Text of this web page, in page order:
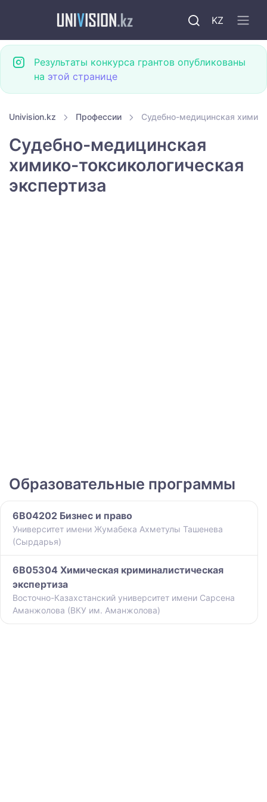
KZ
Результаты конкурса грантов опубликованы
на этой странице
Univision.kz Профессии Судебно-медицинская
Судебно-медицинская
химико-токсикологическая
экспертиза
Образовательные программы
6B04202 Бизнес и право
Университет имени Жумабека Ахметулы Ташенева
(Сырдарья)
6B05304 Химическая криминалистическая
экспертиза
Восточно-Казахстанский университет имени Сарсена
Аманжолова (ВКУ им. Аманжолова)